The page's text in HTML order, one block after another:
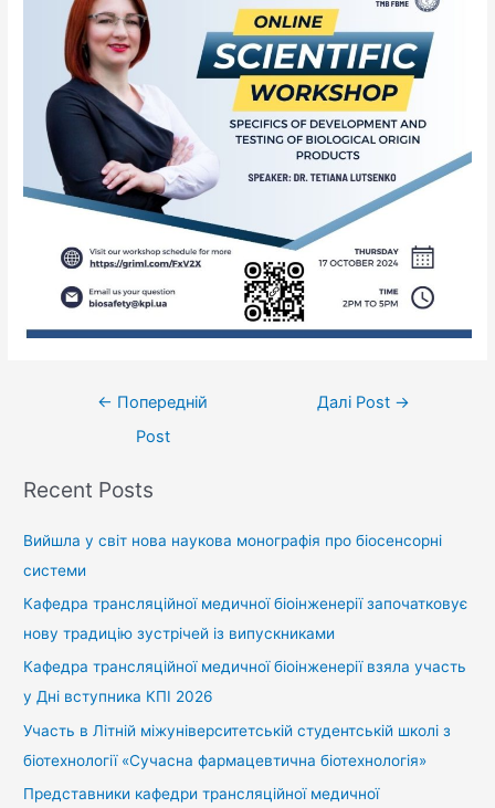
← Попередній
Post
Далі Post →
Recent Posts
Вийшла у світ нова наукова монографія про біосенсорні
системи
Кафедра трансляційної медичної біоінженерії започатковує
нову традицію зустрічей із випускниками
Кафедра трансляційної медичної біоінженерії взяла участь
у Дні вступника КПІ 2026
Участь в Літній міжуніверситетській студентській школі з
біотехнології «Сучасна фармацевтична біотехнологія»
Представники кафедри трансляційної медичної